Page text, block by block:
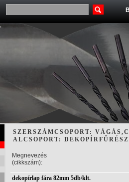
SZERSZÁMCSOPORT:
ALCSOPORT:
Megnevezés
(cikkszám):
dekopírlap fára 82mm 5db/klt.